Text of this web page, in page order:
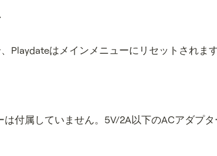
Playdateはメインメニューにリセットされます
は付属していません。5V/2A以下のACアダプ